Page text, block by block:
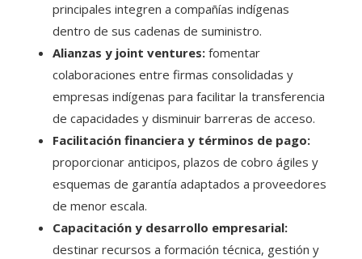
principales integren a compañías indígenas
dentro de sus cadenas de suministro.
Alianzas y joint ventures: fomentar
colaboraciones entre firmas consolidadas y
empresas indígenas para facilitar la transferencia
de capacidades y disminuir barreras de acceso.
Facilitación financiera y términos de pago:
proporcionar anticipos, plazos de cobro ágiles y
esquemas de garantía adaptados a proveedores
de menor escala.
Capacitación y desarrollo empresarial:
destinar recursos a formación técnica, gestión y